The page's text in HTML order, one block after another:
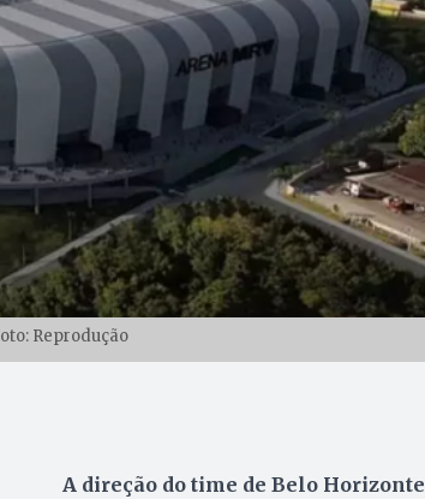
Reprodução
A direção do time de Belo Horizonte